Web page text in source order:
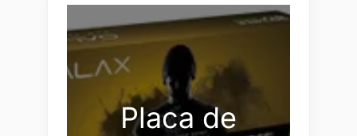
Placa de